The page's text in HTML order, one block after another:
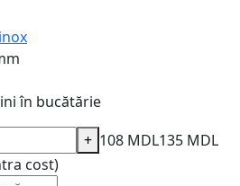
în bucătărie
108 MDL135 MDL
cost)
+